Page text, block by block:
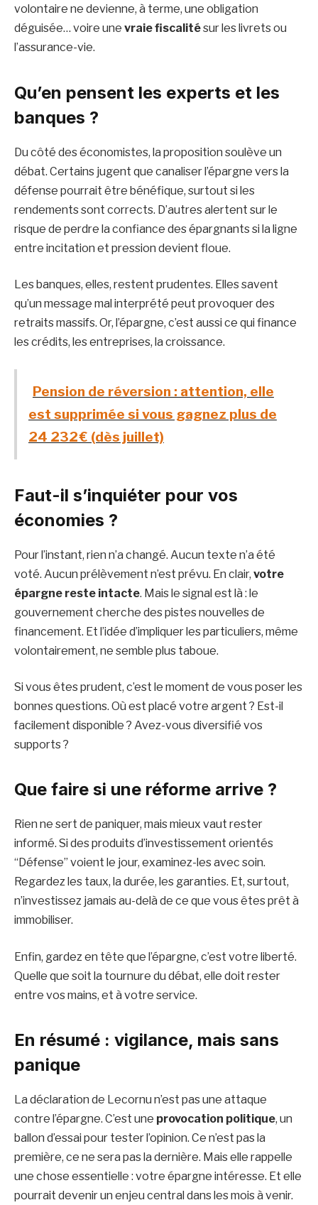
volontaire ne devienne, à terme, une obligation
déguisée… voire une vraie fiscalitésur les livrets ou
l’assurance-vie.
Qu’en pensent les experts et les
banques ?
Du côté des économistes, la proposition soulève un
débat. Certains jugent que canaliser l’épargne vers la
défense pourrait être bénéfique, surtout si les
rendements sont corrects. D’autres alertent sur le
risque de perdre la confiance des épargnants si la ligne
entre incitation et pression devient floue.
Les banques, elles, restent prudentes. Elles savent
qu’un message mal interprété peut provoquer des
retraits massifs. Or, l’épargne, c’est aussi ce qui finance
les crédits, les entreprises, la croissance.
Pension de réversion : attention, elle
est supprimée si vous gagnez plus de
24 232 € (dès juillet)
Faut-il s’inquiéter pour vos
économies ?
Pour l’instant, rien n’a changé. Aucun texte n’a été
voté. Aucun prélèvement n’est prévu. En clair, votre
épargne reste intacte. Mais le signal est là : le
gouvernement cherche des pistes nouvelles de
financement. Et l’idée d’impliquer les particuliers, même
volontairement, ne semble plus taboue.
Si vous êtes prudent, c’est le moment de vous poser les
bonnes questions. Où est placé votre argent ? Est-il
facilement disponible ? Avez-vous diversifié vos
supports ?
Que faire si une réforme arrive ?
Rien ne sert de paniquer, mais mieux vaut rester
informé. Si des produits d’investissement orientés
“Défense” voient le jour, examinez-les avec soin.
Regardez les taux, la durée, les garanties. Et, surtout,
n’investissez jamais au-delà de ce que vous êtes prêt à
immobiliser.
Enfin, gardez en tête que l’épargne, c’est votre liberté.
Quelle que soit la tournure du débat, elle doit rester
entre vos mains, et à votre service.
En résumé : vigilance, mais sans
panique
La déclaration de Lecornu n’est pas une attaque
contre l’épargne. C’est une provocation politique, un
ballon d’essai pour tester l’opinion. Ce n’est pas la
première, ce ne sera pas la dernière. Mais elle rappelle
une chose essentielle : votre épargne intéresse. Et elle
pourrait devenir un enjeu central dans les mois à venir.